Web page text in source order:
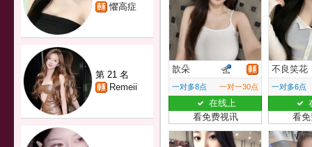
懼高症
第 21 名
Remeii
歆朵
一对多8点 一对一30点
在线上
看免费视讯
不良笑花
一对多6点
看